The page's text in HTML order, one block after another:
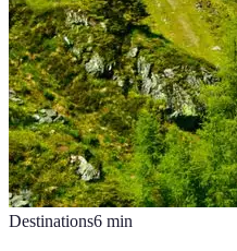
Destinations6 min